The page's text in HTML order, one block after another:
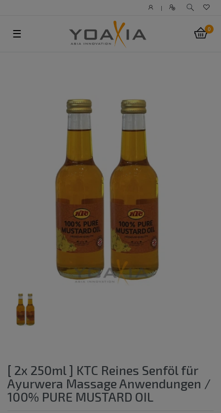
|
0
☰
[ 2x 250ml ] KTC Reines Senföl für
Ayurwera Massage Anwendungen /
100% PURE MUSTARD OIL